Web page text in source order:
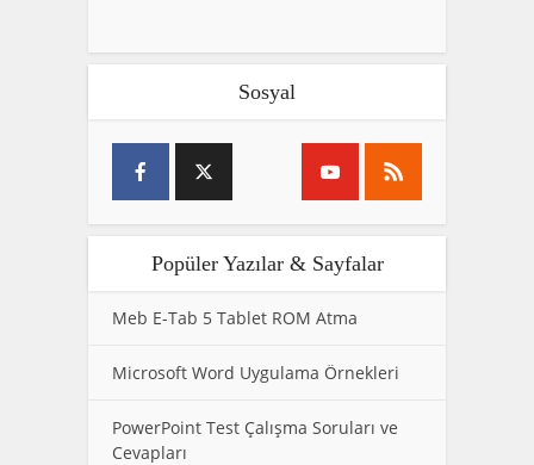
Sosyal
Popüler Yazılar & Sayfalar
Meb E-Tab 5 Tablet ROM Atma
Microsoft Word Uygulama Örnekleri
PowerPoint Test Çalışma Soruları ve
Cevapları